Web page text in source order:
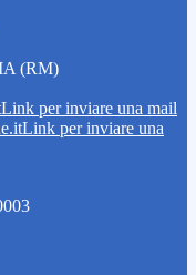
(RM)
Link per inviare una mail
Link per inviare una